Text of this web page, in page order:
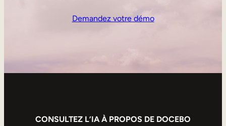
Demandez votre démo
CONSULTEZ L’IA À PROPOS DE DOCEBO